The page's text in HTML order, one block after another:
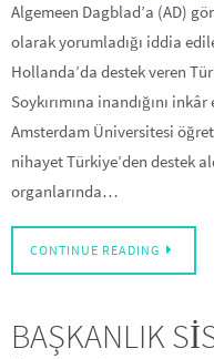
Algemeen Dagblad’a (AD)
olarak yorumladığı iddia
Hollanda’da destek veren
Soykırımına inandığını
Amsterdam Üniversitesi
nihayet Türkiye’den destek
organlarında…
CONTINUE READING
BAŞKANLIK